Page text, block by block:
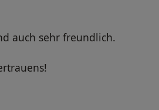
auch sehr freundlich.